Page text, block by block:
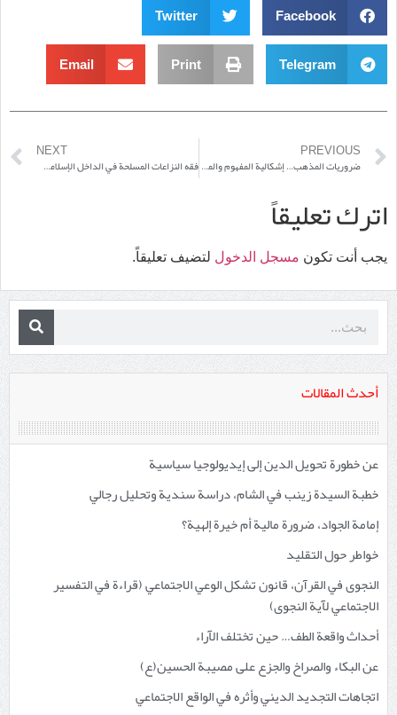
أحدث المقالات
عن خطورة تحويل الدين إلى إيديولوجيا سياسية
خطبة السيدة زينب في الشام، دراسة سندية وتحليل رجالي
إمامة الجواد، ضرورة مالية أم خيرة إلهية؟
خواطر حول التقليد
النجوى في القرآن، قانون تشكل الوعي الاجتماعي (قراءة في التفسير
الاجتماعي لآية النجوى)
أحداث واقعة الطف… حين تختلف الآراء
عن البكاء والصراخ والجزع على مصيبة الحسين(ع)
اتجاهات التجديد الديني وأثره في الواقع الاجتماعي
Facebook
Twitter
Telegram
Print
Email
PREVIOUS
ضروريات المذهب… إشكالية المفهوم والمصداق
NEXT
فقه النزاعات المسلحة في الداخل الإسلامي(*)
اترك تعليقاً
يجب أنت تكون مسجل الدخول لتضيف تعليقاً.